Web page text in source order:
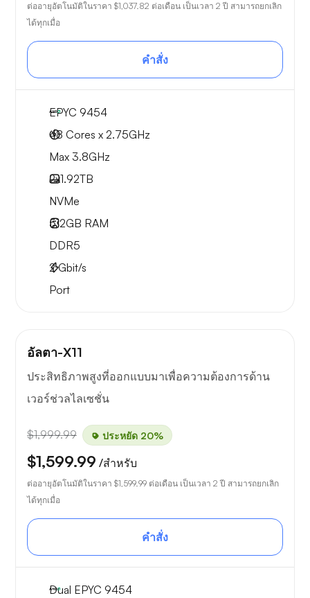
ต่ออายุอัตโนมัติในราคา $1,037.82 ต่อเดือน เป็นเวลา 2 ปี สามารถยกเลิก
ได้ทุกเมื่อ
คำสั่ง
EPYC 9454
48 Cores x 2.75GHz
Max 3.8GHz
2x1.92TB
NVMe
512GB RAM
DDR5
2Gbit/s
Port
อัลตา-X11
ประสิทธิภาพสูงที่ออกแบบมาเพื่อความต้องการด้าน
เวอร์ช่วลไลเซชั่น
$1,999.99 ประหยัด 20%
$1,599.99 /สำหรับ
ต่ออายุอัตโนมัติในราคา $1,599.99 ต่อเดือน เป็นเวลา 2 ปี สามารถยกเลิก
ได้ทุกเมื่อ
คำสั่ง
Dual EPYC 9454